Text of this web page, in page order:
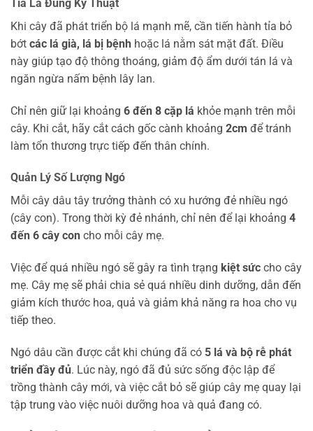
Tỉa Lá Đúng Kỹ Thuật
Khi cây đã phát triển bộ lá mạnh mẽ, cần tiến hành tỉa bỏ
bớt các lá già, lá bị bệnh hoặc lá nằm sát mặt đất. Điều
này giúp tạo độ thông thoáng, giảm độ ẩm dưới tán lá và
ngăn ngừa nấm bệnh lây lan.
Chỉ nên giữ lại khoảng 6 đến 8 cặp lá khỏe mạnh trên mỗi
cây. Khi cắt, hãy cắt cách gốc cành khoảng 2cm để tránh
làm tổn thương trực tiếp đến thân chính.
Quản Lý Số Lượng Ngó
Mỗi cây dâu tây trưởng thành có xu hướng đẻ nhiều ngó
(cây con). Trong thời kỳ đẻ nhánh, chỉ nên để lại khoảng 4
đến 6 cây con cho mỗi cây mẹ.
Việc để quá nhiều ngó sẽ gây ra tình trạng kiệt sức cho cây
mẹ. Cây mẹ sẽ phải chia sẻ quá nhiều dinh dưỡng, dẫn đến
giảm kích thước hoa, quả và giảm khả năng ra hoa cho vụ
tiếp theo.
Ngó dâu cần được cắt khi chúng đã có 5 lá và bộ rễ phát
triển đầy đủ. Lúc này, ngó đã đủ sức sống độc lập để
trồng thành cây mới, và việc cắt bỏ sẽ giúp cây mẹ quay lại
tập trung vào việc nuôi dưỡng hoa và quả đang có.